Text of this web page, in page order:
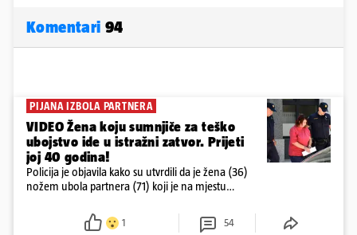
Komentari 94
PIJANA IZBOLA PARTNERA
VIDEO Žena koju sumnjiče za teško
ubojstvo ide u istražni zatvor. Prijeti
joj 40 godina!
Policija je objavila kako su utvrdili da je žena (36)
nožem ubola partnera (71) koji je na mjestu
ispitali i poslali u istražni zatvor
1 54